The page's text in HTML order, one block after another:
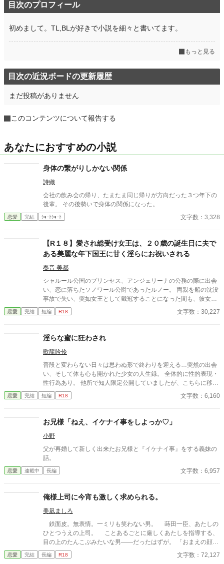
目次のプロフィール
初めまして。TL,BLが好きで小説を細々と書いてます。
もっと見る
目次の近況ボードの更新履歴
まだ投稿がありません
このコンテンツについて報告する
あなたにおすすめの小説
身体の繋がりしかない関係
詩織
会社の飲み会の帰り、たまたま同じ帰りが方向だった３つ年下の
後輩。 その後勢いで身体の関係になった。
恋愛 完結 ｼｮｰﾄｼｮｰﾄ 文字数：3,328
【R１８】愛され総受け女王は、２０歳の誕生日に夫で
ある美麗な年下国王に甘く淫らにお祝いされる
奏音 美都
シャルール公国のプリンセス、アンジェリーナの公務の際に出会
い、恋に落ちたソノワール公爵であったルノー。 両親を船の沈没
事故で失い、突如女王として戴冠することになった間も、彼女を
支え続けた。 それから幾つもの困難を乗り越え、ルノーはアンジ
ェリーナと婚姻を結び、単なる女王の夫、王配ではなく、自らも
アンジェリーナの誕生日。ルノーは彼女を喜ばせようと、画策す
恋愛 完結 短編 R18 文字数：30,227
淫らな蜜に狂わされ
歌龍吟伶
普段と変わらない日々は思わぬ形で終わりを迎える…突然の出会
い、そして体も心も開かれた少女の人生録。 全体的に性的表現・
性行為あり。 他所で知人限定公開していましたが、こちらに移し
ました。 全3話完結済みです。
恋愛 完結 短編 R18 文字数：6,160
お兄様「ねえ、イケナイ事をしよっか♡」
小野
父が再婚して新しく出来たお兄様と『イケナイ事』をする義妹の
話。
恋愛 連載中 長編 文字数：6,957
俺様上司に今宵も激しく求められる。
美凪ましろ
鉄面皮。無表情。一ミリも笑わない男。 蒔田一臣、あたしの
ひとつうえの上司。 ことあるごとに厳しくあたしを指導する、
目の上のたんこぶみたいな男――だったはずが。 「おまえの顔、
えっろい」 神様仏様どうしてあたしはこの男に今宵も激しく愛
しこまれているのでしょう。 ――2000年代初頭、IT系企業で懸
恋愛 完結 長編 R18 文字数：72,127